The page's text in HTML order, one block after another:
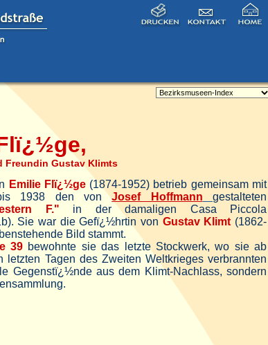
Gustav Klimts
Emilie Flï¿½ge (1874-1952) betrieb gemeinsam mit
bis 1938 den vonJosef Hoffmann
gestalteten
F."
in der damaligen Casa Piccola
Sie war die Gefï¿½hrtin von Gustav Klimt (1862-
Bild stammt.
39 bewohnte sie das letzte Stockwerk, wo sie ab
letzten Tagen des Zweiten Weltkrieges verbrannten
Gegenstï¿½nde aus dem Klimt-Nachlass, sondern